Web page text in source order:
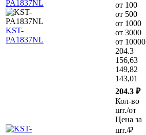
KST-
PA1837NL
от 100
от 500
от 1000
от 3000
от 10000
204.3
156,63
149,82
143,01
204.3 ₽
Кол-во
шт./от
Цена за
шт./₽